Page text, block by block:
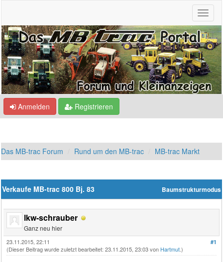
Anmelden Registrieren
Das MB-trac Forum Rund um den MB-trac MB-trac Markt
Baumstrukturmodus
Verkaufe MB-trac 800 Bj. 83
lkw-schrauber
Ganz neu hier
#1
23.11.2015, 22:11
(Dieser Beitrag wurde zuletzt bearbeitet: 23.11.2015, 23:03 von Hartmut.)